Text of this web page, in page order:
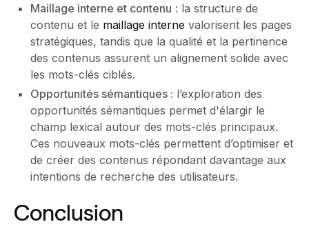
Maillage interne et contenu : la structure de
contenu et le maillage interne valorisent les pages
stratégiques, tandis que la qualité et la pertinence
des contenus assurent un alignement solide avec
les mots-clés ciblés.
Opportunités sémantiques : l’exploration des
opportunités sémantiques permet d'élargir le
champ lexical autour des mots-clés principaux.
Ces nouveaux mots-clés permettent d’optimiser et
de créer des contenus répondant davantage aux
intentions de recherche des utilisateurs.
Conclusion